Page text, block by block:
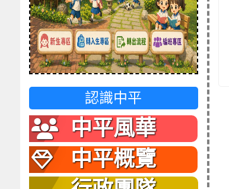
認識中平
中平風華
中平概覽